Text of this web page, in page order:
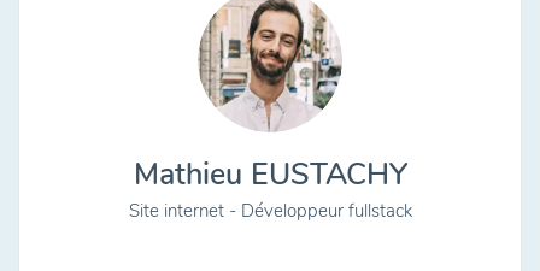
Mathieu EUSTACHY
Site internet - Développeur fullstack